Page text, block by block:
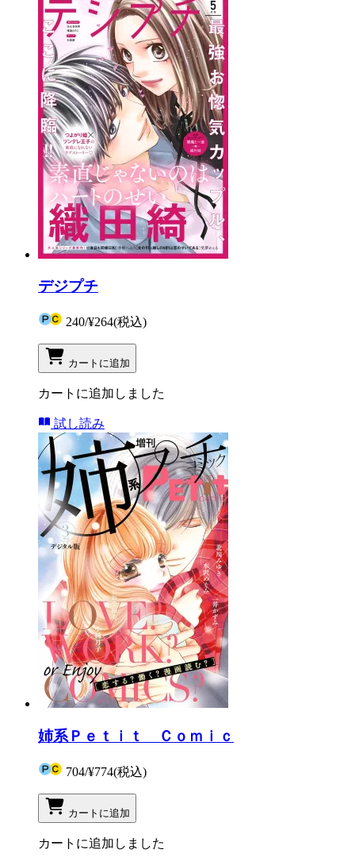
デジプチ
240/¥264(税込)
カートに追加
カートに追加しました
試し読み
姉系Ｐｅｔｉｔ Ｃｏｍｉｃ
704/¥774(税込)
カートに追加
カートに追加しました